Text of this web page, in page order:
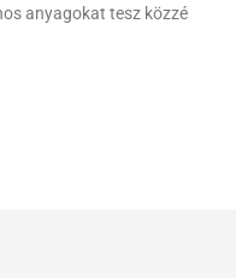
anyagokat tesz közzé